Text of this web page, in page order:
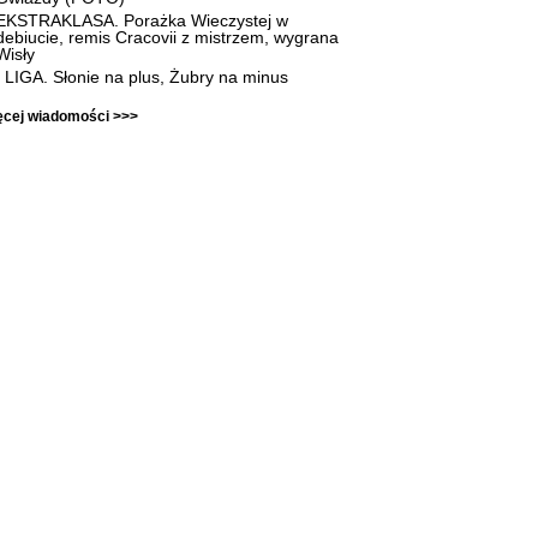
Porażka Wieczystej w
remis Cracovii z mistrzem, wygrana
LIGA. Słonie na plus, Żubry na minus
wiadomości >>>